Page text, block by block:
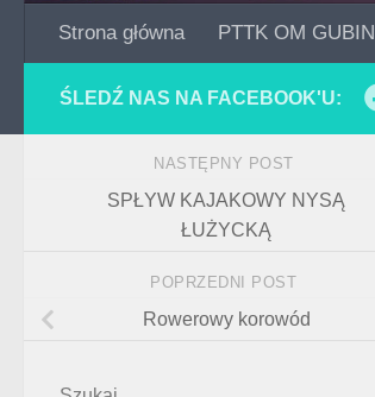
Strona główna PTTK OM GUBIN
ŚLEDŹ NAS NA FACEBOOK'U:
NASTĘPNY POST
SPŁYW KAJAKOWY NYSĄ
ŁUŻYCKĄ
POPRZEDNI POST
Rowerowy korowód